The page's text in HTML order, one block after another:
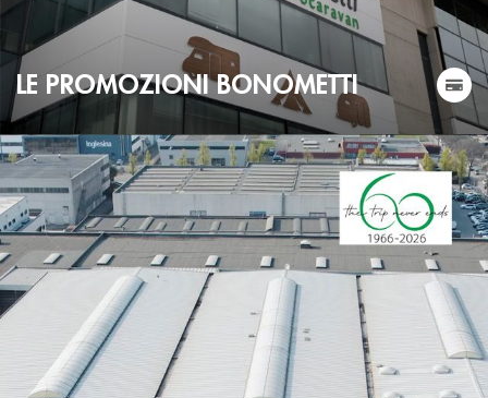
LE PROMOZIONI BONOMETTI